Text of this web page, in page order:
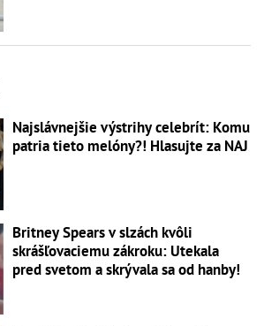
Najslávnejšie výstrihy celebrít: Komu
patria tieto melóny?! Hlasujte za NAJ
Britney Spears v slzách kvôli
skrášľovaciemu zákroku: Utekala
pred svetom a skrývala sa od hanby!